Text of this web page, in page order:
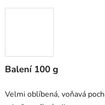
Balení 100 g
Velmi oblíbená, voňavá